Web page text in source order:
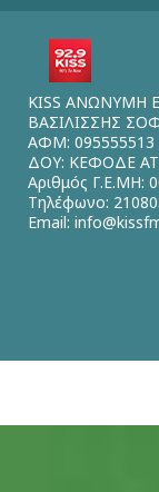
KISS ΑΝΩΝΥΜΗ
ΒΑΣΙΛΙΣΣΗΣ
ΑΦΜ: 095555513
ΔΟΥ: ΚΕΦΟΔΕ
Αριθμός Γ.Ε.ΜΗ:
Τηλέφωνο:
Email: